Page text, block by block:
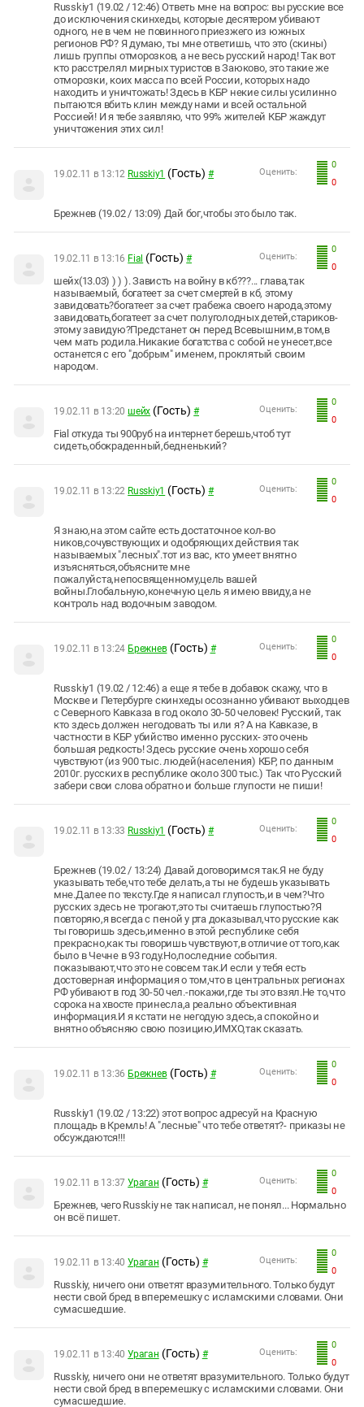
Russkiy1 (19.02 / 12:46) Ответь мне на вопрос: вы русские все
до исключения скинхеды, которые десятером убивают
одного, не в чем не повинного приезжего из южных
регионов РФ? Я думаю, ты мне ответишь, что это (скины)
лишь группы отморозков, а не весь русский народ! Так вот
кто расстрелял мирных туристов в Заюково, это такие же
отморозки, коих масса по всей России, которых надо
находить и уничтожать! Здесь в КБР некие силы усилинно
пытаются вбить клин между нами и всей остальной
Россией! И я тебе заявляю, что 99% жителей КБР жаждут
уничтожения этих сил!
0
0
Оценить:
19.02.11 в 13:12 Russkiy1 (Гость) #
Брежнев (19.02 / 13:09) Дай бог,чтобы это было так.
0
0
Оценить:
19.02.11 в 13:16 Fial (Гость) #
шейх(13.03) ) ) ). Зависть на войну в кб???... глава,так
называемый, богатеет за счет смертей в кб, этому
завидовать?богатеет за счет грабежа своего народа,этому
завидовать,богатеет за счет полуголодных детей,стариков-
этому завидую?Предстанет он перед Всевышним,в том,в
чем мать родила.Никакие богатства с собой не унесет,все
останется с его "добрым" именем, проклятый своим
народом.
0
0
Оценить:
19.02.11 в 13:20 шейх (Гость) #
Fial откуда ты 900руб на интернет берешь,чтоб тут
сидеть,обокраденный,бедненький?
0
0
Оценить:
19.02.11 в 13:22 Russkiy1 (Гость) #
Я знаю,на этом сайте есть достаточное кол-во
ников,сочувствующих и одобряющих действия так
называемых "лесных".тот из вас, кто умеет внятно
изъясняться,объясните мне
пожалуйста,непосвященному,цель вашей
войны.Глобальную,конечную цель я имею ввиду,а не
контроль над водочным заводом.
0
0
Оценить:
19.02.11 в 13:24 Брежнев (Гость) #
Russkiy1 (19.02 / 12:46) а еще я тебе в добавок скажу, что в
Москве и Петербурге скинхеды осознанно убивают выходцев
с Северного Кавказа в год около 30-50 человек! Русский, так
кто здесь должен негодовать ты или я? А на Кавказе, в
частности в КБР убийство именно русских- это очень
большая редкость! Здесь русские очень хорошо себя
чувствуют (из 900 тыс. людей(населения) КБР, по данным
2010г. русских в республике около 300 тыс.) Так что Русский
забери свои слова обратно и больше глупости не пиши!
0
0
Оценить:
19.02.11 в 13:33 Russkiy1 (Гость) #
Брежнев (19.02 / 13:24) Давай договоримся так.Я не буду
указывать тебе,что тебе делать,а ты не будешь указывать
мне.Далее по тексту.Где я написал глупость,и в чем?Что
русских здесь не трогают,это ты считаешь глупостью?Я
повторяю,я всегда с пеной у рта доказывал,что русские как
ты говоришь здесь,именно в этой республике себя
прекрасно,как ты говоришь чувствуют,в отличие от того,как
было в Чечне в 93 году.Но,последние события.
показывают,что это не совсем так.И если у тебя есть
достоверная информация о том,что в центральных регионах
РФ убивают в год 30-50 чел.-покажи,где ты это взял.Не то,что
сорока на хвосте принесла,а реально объективная
информация.И я кстати не негодую здесь,а спокойно и
внятно объясняю свою позицию,ИМХО,так сказать.
0
0
Оценить:
19.02.11 в 13:36 Брежнев (Гость) #
Russkiy1 (19.02 / 13:22) этот вопрос адресуй на Красную
площадь в Кремль! А "лесные" что тебе ответят?- приказы не
обсуждаются!!!
0
0
Оценить:
19.02.11 в 13:37 Ураган (Гость) #
Брежнев, чего Russkiy не так написал, не понял... Нормально
он всё пишет.
0
0
Оценить:
19.02.11 в 13:40 Ураган (Гость) #
Russkiy, ничего они ответят вразумительного. Только будут
нести свой бред в вперемешку с исламскими словами. Они
сумасшедшие.
0
0
Оценить:
19.02.11 в 13:40 Ураган (Гость) #
Russkiy, ничего они не ответят вразумительного. Только будут
нести свой бред в вперемешку с исламскими словами. Они
сумасшедшие.